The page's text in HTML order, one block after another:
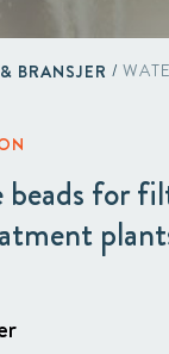
BRANSJER /
beads for